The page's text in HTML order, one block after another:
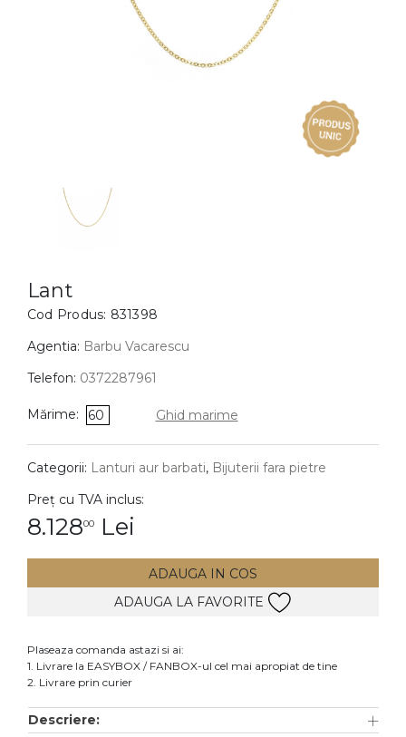
BIJUTERII COPII
Cercei
Bratari
Coliere
Lanturi
Pandantive
DIAMANTE Vezi toate
Cercei
Accesorii
Lant
Cod Produs: 831398
Agentia: Barbu Vacarescu
Telefon: 0372287961
Mărime: 60 Ghid marime
Categorii: Lanturi aur barbati, Bijuterii fara pietre
Preț cu TVA inclus:
8.12800 Lei
ADAUGA IN COS
ADAUGA LA FAVORITE
Plaseaza comanda astazi si ai:
1. Livrare la EASYBOX / FANBOX-ul cel mai apropiat de tine
2. Livrare prin curier
Descriere: